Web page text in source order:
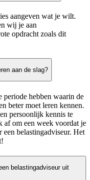
aangeven wat je wilt.
wij je aan
opdracht zoals dit
aan de slag?
periode hebben waarin de
beter moet leren kennen.
persoonlijk kennis te
af om een week voordat je
een belastingadviseur. Het
belastingadviseur uit